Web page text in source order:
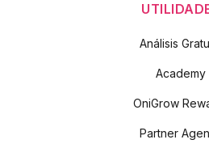
Análisis
Academy
OniGrow
Partner